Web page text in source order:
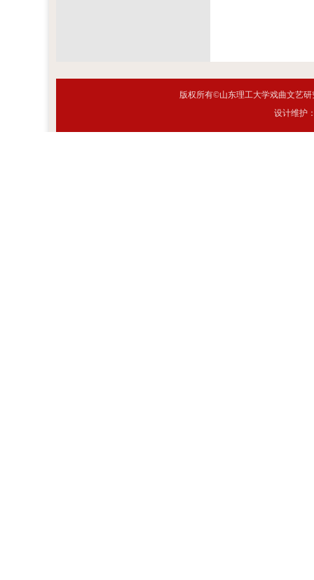
版权所有©山东理工大学戏曲文艺
设计维护